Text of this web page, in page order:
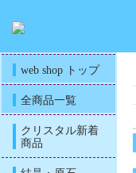
web shop トップ
全商品一覧
クリスタル新着
商品